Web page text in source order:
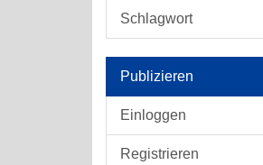
Schlagwort
Publizieren
Einloggen
Registrieren